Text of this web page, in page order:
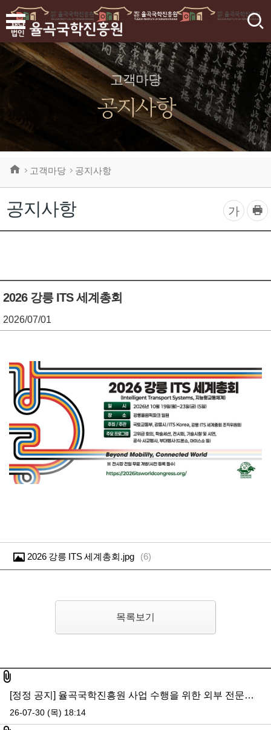
검
고객마당
공지사항
공지사항
고객마당 공지사항
글
자
가
프
린
트
2026 강릉 ITS 세계총회
2026/07/01
2026 강릉 ITS 세계총회.jpg (6)
목록보기
첨부된 파일있음
[정정 공지] 율곡국학진흥원 사업 수행을 위한 외부 전문인력 모집-접수 이메일 변경 공지
26-07-30 (목) 18:14